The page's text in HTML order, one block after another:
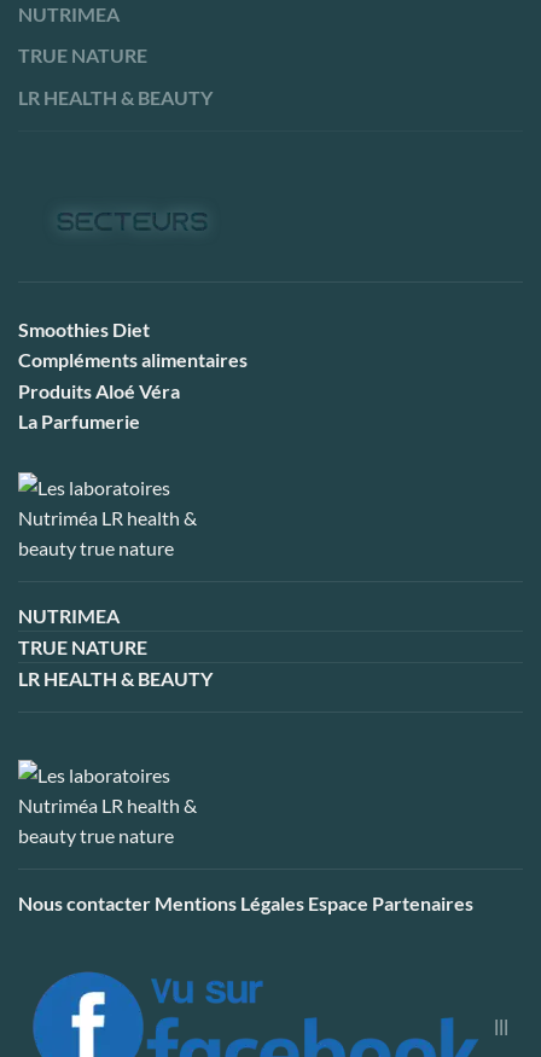
NUTRIMEA
TRUE NATURE
LR HEALTH & BEAUTY
Smoothies Diet
Compléments alimentaires
Produits Aloé Véra
La Parfumerie
NUTRIMEA
TRUE NATURE
LR HEALTH & BEAUTY
Nous contacter Mentions Légales Espace Partenaires
|||